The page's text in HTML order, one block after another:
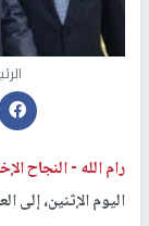
رام الله -النجاح
اليوم الإثنين، إلى